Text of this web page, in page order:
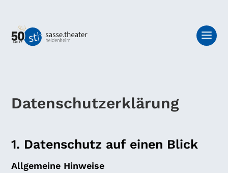
Datenschutzerklärung
1. Datenschutz auf einen Blick
Allgemeine Hinweise